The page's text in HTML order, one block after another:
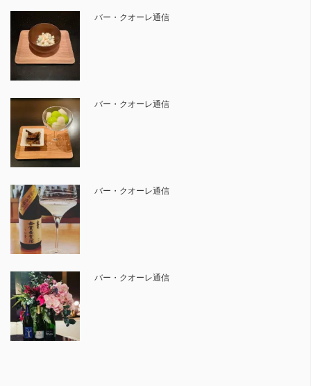
バー・クオーレ通信
バー・クオーレ通信
バー・クオーレ通信
バー・クオーレ通信